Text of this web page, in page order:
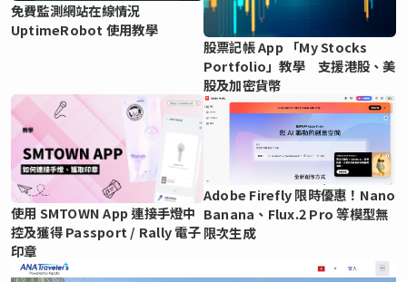
免費監測網站在線情況
UptimeRobot 使用教學
股票記帳 App 「My Stocks
Portfolio」教學 支援港股、美
股及加密貨幣
使用 SMTOWN App 連接手燈中
控及獲得 Passport / Rally 電子
印章
Adobe Firefly 限時優惠！Nano
Banana、Flux.2 Pro 等模型無
限次生成